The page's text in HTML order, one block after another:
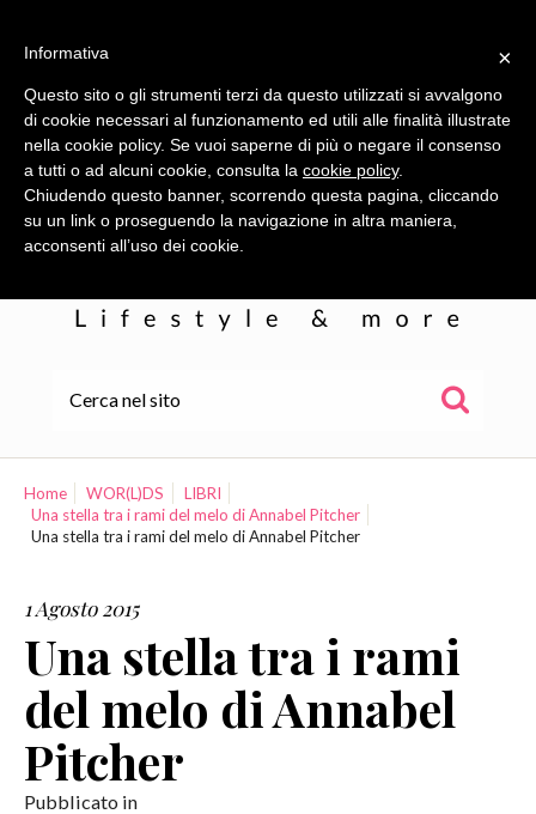
WOR(L)DS
COLLABORAZIONI
CONTATTI
Home WOR(L)DS
LIBRI
Una stella tra i rami del melo di Annabel Pitcher
Una stella tra i rami del melo di Annabel Pitcher
1 Agosto 2015
Una stella tra i rami
del melo di Annabel
Pitcher
Pubblicato in
×
Informativa
Questo sito o gli strumenti terzi da questo utilizzati si avvalgono
di cookie necessari al funzionamento ed utili alle finalità illustrate
nella cookie policy. Se vuoi saperne di più o negare il consenso
a tutti o ad alcuni cookie, consulta la cookie policy.
Chiudendo questo banner, scorrendo questa pagina, cliccando
su un link o proseguendo la navigazione in altra maniera,
acconsenti all’uso dei cookie.